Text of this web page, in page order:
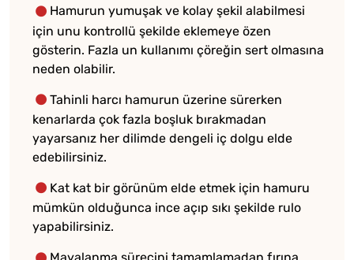
Hamurun yumuşak ve kolay şekil alabilmesi
için unu kontrollü şekilde eklemeye özen
gösterin. Fazla un kullanımı çöreğin sert olmasına
neden olabilir.
Tahinli harcı hamurun üzerine sürerken
kenarlarda çok fazla boşluk bırakmadan
yayarsanız her dilimde dengeli iç dolgu elde
edebilirsiniz.
Kat kat bir görünüm elde etmek için hamuru
mümkün olduğunca ince açıp sıkı şekilde rulo
yapabilirsiniz.